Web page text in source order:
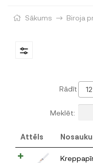
Sākums Biroja
Rādīt 12
Meklēt:
Attēls